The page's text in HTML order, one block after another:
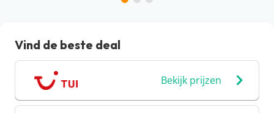
Vind de beste deal
Bekijk prijzen